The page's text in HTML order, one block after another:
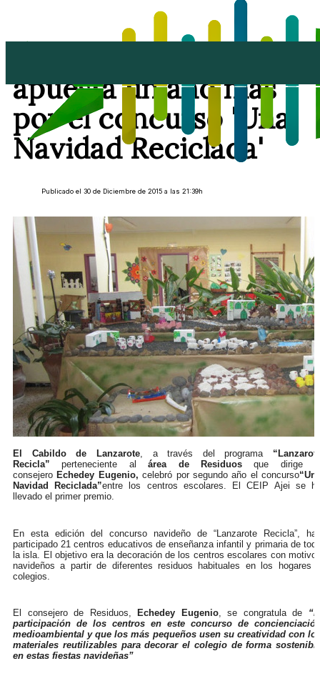
apuesta un año más
por el concurso 'Una
Navidad Reciclada'
Publicado el 30 de Diciembre de 2015 a las 21:39h
El Cabildo de Lanzarote, a través del programa
Recicla” perteneciente alárea de Residuosque dirige
consejero Echedey Eugenio,celebró por segundo año el concurso
Navidad Reciclada”entre los centros escolares. El CEIP Ajei se
llevado el primer premio.
En esta edición del concurso navideño de “Lanzarote Recicla”,
participado 21 centros educativos de enseñanza infantil y primaria de
la isla. El objetivo era la decoración de los centros escolares con
navideños a partir de diferentes residuos habituales en los hogares
colegios.
El consejero de Residuos, Echedey Eugenio, se congratula de
participación de los centros en este concurso de
medioambiental y que los más pequeños usen su creatividad con
materiales reutilizables para decorar el colegio de forma
en estas fiestas navideñas”